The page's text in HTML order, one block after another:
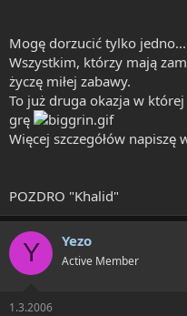
Mogę dorzucić tylko jedno...
Wszystkim, którzy mają
życzę miłej zabawy.
To już druga okazja w
grę
Więcej szczegółów
POZDRO "Khalid"
Y Yezo
Active Member
1.3.2006